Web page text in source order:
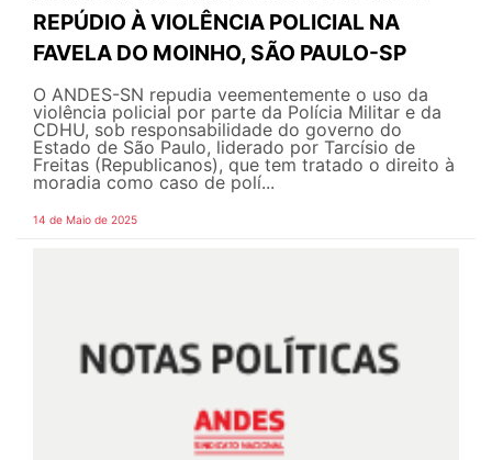
REPÚDIO À VIOLÊNCIA POLICIAL NA
FAVELA DO MOINHO, SÃO PAULO-SP
O ANDES-SN repudia veementemente o uso da
violência policial por parte da Polícia Militar e da
CDHU, sob responsabilidade do governo do
Estado de São Paulo, liderado por Tarcísio de
Freitas (Republicanos), que tem tratado o direito à
moradia como caso de polí...
14 de Maio de 2025